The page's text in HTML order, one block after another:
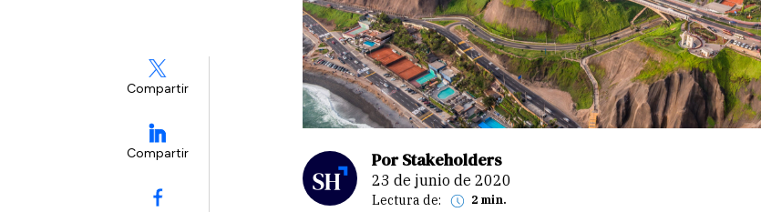
Compartir
Compartir Por Stakeholders
23 de junio de 2020
Lectura de: 2 min.